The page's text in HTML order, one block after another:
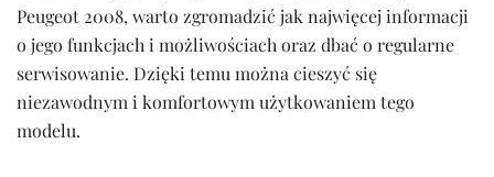
Peugeot 2008, warto zgromadzić jak najwięcej informacji
o jego funkcjach i możliwościach oraz dbać o regularne
serwisowanie. Dzięki temu można cieszyć się
niezawodnym i komfortowym użytkowaniem tego
modelu.